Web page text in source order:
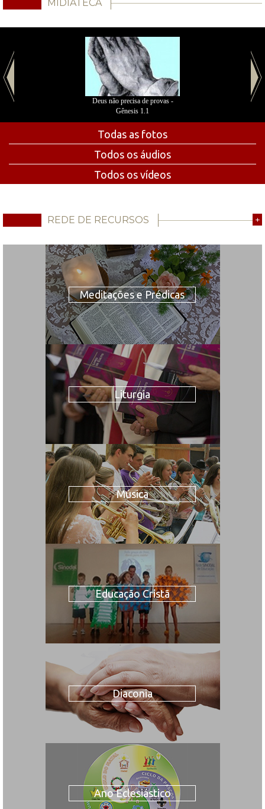
MÍDIATECA
Deus não precisa de provas -
Gênesis 1.1
Todas as fotos
Todos os áudios
Todos os vídeos
REDE DE RECURSOS +
Meditações e Prédicas
Liturgia
Música
Educação Cristã
Diaconia
Ano Eclesiástico